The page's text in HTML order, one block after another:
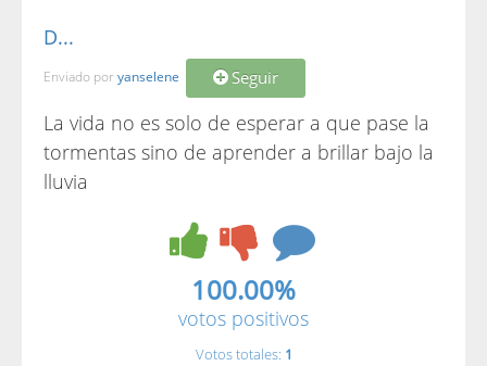
D...
Enviado por yanselene Seguir
La vida no es solo de esperar a que pase la
tormentas sino de aprender a brillar bajo la
lluvia
100.00%
votos positivos
Votos totales: 1